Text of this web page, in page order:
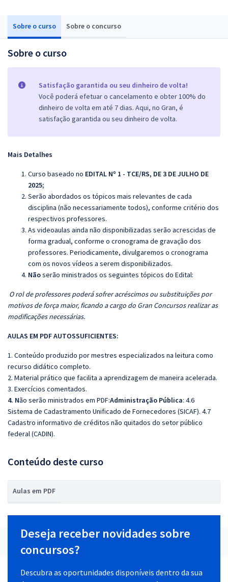
Sobre o curso Sobre o concurso
Sobre o curso
Satisfação garantida ou seu dinheiro de volta!
Você poderá efetuar o cancelamento e obter 100% do
dinheiro de volta em até 7 dias. Aqui, no Gran, é
satisfação garantida ou seu dinheiro de volta.
Mais Detalhes
Curso baseado no EDITAL Nº 1 - TCE/RS, DE 3 DE JULHO DE
2025;
Serão abordados os tópicos mais relevantes de cada
disciplina (não necessariamente todos), conforme critério dos
respectivos professores.
As videoaulas ainda não disponibilizadas serão acrescidas de
forma gradual, conforme o cronograma de gravação dos
professores. Periodicamente, divulgaremos o cronograma
com os novos vídeos a serem disponibilizados.
Nãoserão ministrados os seguintes tópicos do Edital:
O rol de professores poderá sofrer acréscimos ou substituições por
motivos de força maior, ficando a cargo do Gran Concursos realizar as
modificações necessárias.
AULAS EM PDF AUTOSSUFICIENTES:
1. Conteúdo produzido por mestres especializados na leitura como
recurso didático completo.
2. Material prático que facilita a aprendizagem de maneira acelerada.
3. Exercícios comentados.
4. Não serão ministrados em PDF:Administração Pública: 4.6
Sistema de Cadastramento Unificado de Fornecedores (SICAF). 4.7
Cadastro informativo de créditos não quitados do setor público
federal (CADIN).
Conteúdo deste curso
Aulas em PDF
Deseja receber novidades sobre
concursos?
Descubra as oportunidades disponíveis dentro da sua